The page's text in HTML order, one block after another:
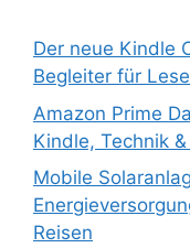
Der neue Kindle
Begleiter für
Amazon Prime
Kindle, Technik &
Mobile
Reisen